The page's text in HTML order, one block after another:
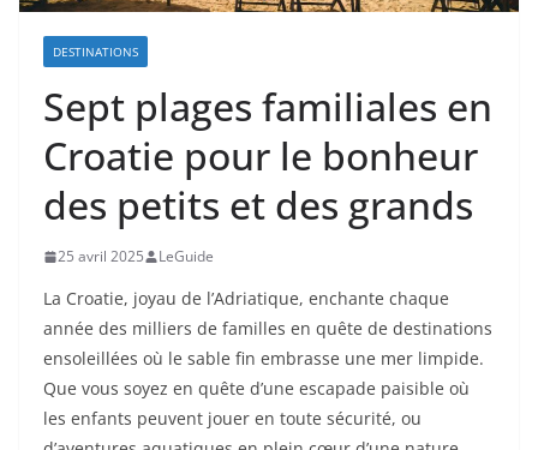
DESTINATIONS
Sept plages familiales en
Croatie pour le bonheur
des petits et des grands
25 avril 2025 LeGuide
La Croatie, joyau de l’Adriatique, enchante chaque
année des milliers de familles en quête de destinations
ensoleillées où le sable fin embrasse une mer limpide.
Que vous soyez en quête d’une escapade paisible où
les enfants peuvent jouer en toute sécurité, ou